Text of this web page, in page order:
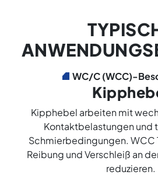
WC/C (WCC)-
Kipphebel arbeiten mit
Kontaktbelastungen und
Schmierbedingungen. WCC
Reibung und Verschleiß an
reduzieren.